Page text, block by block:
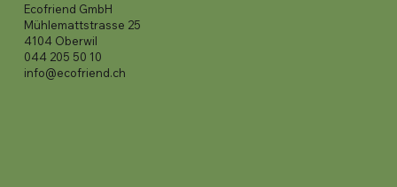
Ecofriend GmbH
Mühlemattstrasse 25
4104 Oberwil
044 205 50 10
info@ecofriend.ch